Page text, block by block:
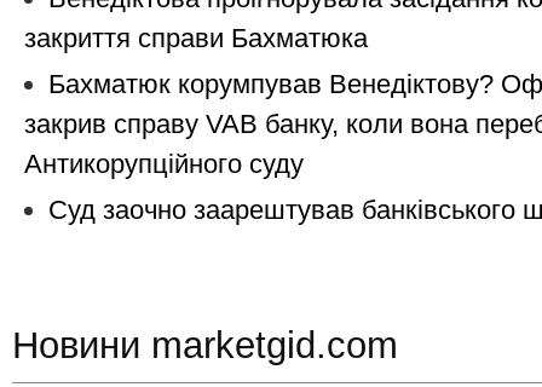
закриття справи Бахматюка
Бахматюк корумпував Венедіктову?
закрив справу VAB банку, коли вона
Антикорупційного суду
Суд заочно заарештував банківського
Новини marketgid.com